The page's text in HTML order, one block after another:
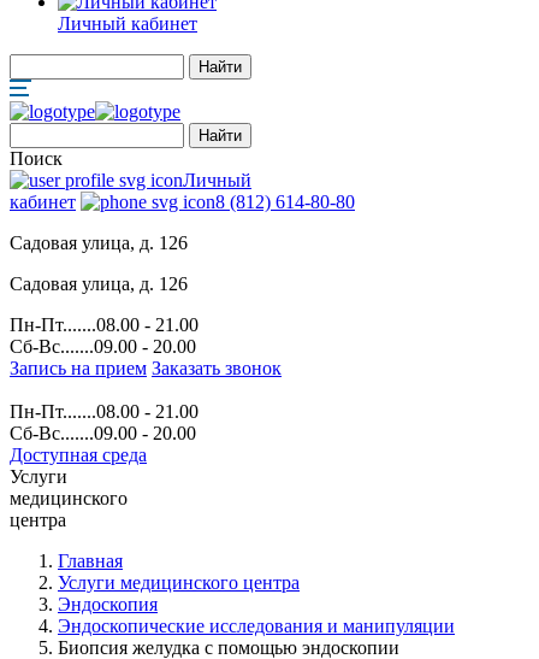
Личный кабинет
Поиск
Личный
кабинет
8 (812) 614-80-80
Садовая улица, д. 126
Садовая улица, д. 126
Пн-Пт.......08.00 - 21.00
Сб-Вс.......09.00 - 20.00
Запись на прием Заказать звонок
Пн-Пт.......08.00 - 21.00
Сб-Вс.......09.00 - 20.00
Доступная среда
Услуги
медицинского
центра
Главная
Услуги медицинского центра
Эндоскопия
Эндоскопические исследования и манипуляции
Биопсия желудка с помощью эндоскопии